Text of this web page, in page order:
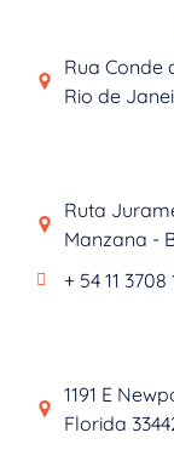
Rua Conde
Rio de
Ruta
Manzana -
+ 54 11 3708
1191 E
Florida